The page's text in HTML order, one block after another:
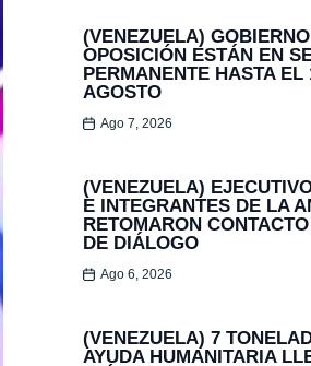
(VENEZUELA)
OPOSICIÓN ESTÁN EN
PERMANENTE HASTA EL
AGOSTO
Ago 7, 2026
(VENEZUELA)
E INTEGRANTES DE LA
RETOMARON
DE DIÁLOGO
Ago 6, 2026
(VENEZUELA) 7
AYUDA HUMANITARIA